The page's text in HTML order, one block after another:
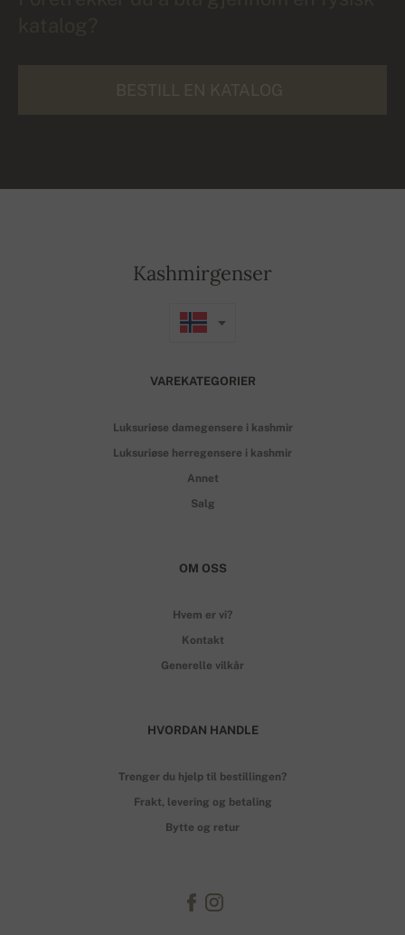
Kashmirgenser
VAREKATEGORIER
Luksuriøse damegensere i kashmir
Luksuriøse herregensere i kashmir
Annet
Salg
OM OSS
Hvem er vi?
Kontakt
Generelle vilkår
HVORDAN HANDLE
Trenger du hjelp til bestillingen?
Frakt, levering og betaling
Bytte og retur